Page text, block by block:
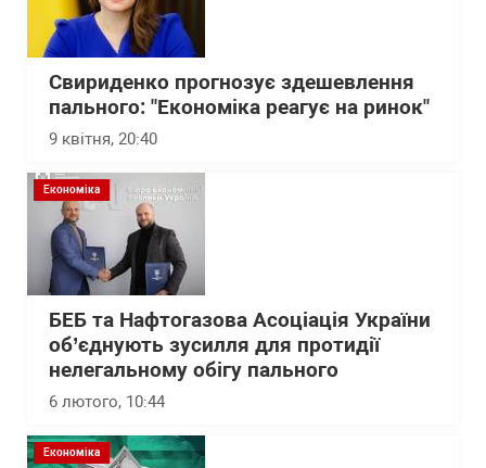
Свириденко прогнозує здешевлення
пального: "Економіка реагує на ринок"
9 квітня, 20:40
Економіка
БЕБ та Нафтогазова Асоціація України
об’єднують зусилля для протидії
нелегальному обігу пального
6 лютого, 10:44
Економіка